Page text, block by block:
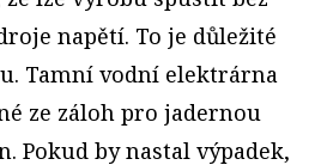
napětí. To je důležité
Tamní vodní elektrárna
ze záloh pro jadernou
Pokud by nastal výpadek,